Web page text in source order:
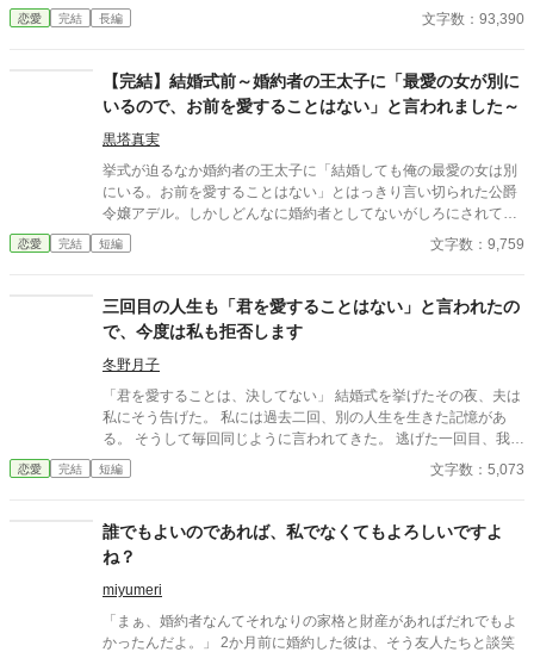
とするが…… 余談ですが、小説家になろうの方で題名が既に国語
力無さすぎて読むきにもなれない、教師相手だと淫行と言う意見
な人はプラウザバック宜しくです。 作者に国語力ないのは周知の
事実ですので、指摘なくても大丈夫です✨ あと『追われてしまっ
た』と言う言葉がおかしいとの指摘も既にいただいております。
やらかしちゃったと言うニュアンスで使用していますので、ご了
承下さいませ。 この説明書いていて、海外の商品は訴えられるか
ら、説明書が長くなるって話を思いだしました。
恋愛 完結 長編 文字数：93,390
【完結】結婚式前～婚約者の王太子に「最愛の女が別に
いるので、お前を愛することはない」と言われました～
黒塔真実
挙式が迫るなか婚約者の王太子に「結婚しても俺の最愛の女は別
にいる。お前を愛することはない」とはっきり言い切られた公爵
令嬢アデル。しかしどんなに婚約者としてないがしろにされても
女性としての誇りを傷つけられても彼女は平気だった。なぜなら
大切な「心の拠り所」があるから……。しかし、王立学園の卒業
を受けるのだった―― ※神視点。■なろうにも別タイトルで重
複投稿←【ジャンル日間4位】。
恋愛 完結 短編 文字数：9,759
三回目の人生も「君を愛することはない」と言われたの
で、今度は私も拒否します
冬野月子
「君を愛することは、決してない」 結婚式を挙げたその夜、夫は
私にそう告げた。 私には過去二回、別の人生を生きた記憶があ
る。 そうして毎回同じように言われてきた。 逃げた一回目、我慢
した二回目。いずれも上手くいかなかった。 だから今回は。
恋愛 完結 短編 文字数：5,073
誰でもよいのであれば、私でなくてもよろしいですよ
ね？
miyumeri
「まぁ、婚約者なんてそれなりの家格と財産があればだれでもよ
かったんだよ。」 2か月前に婚約した彼は、そう友人たちと談笑